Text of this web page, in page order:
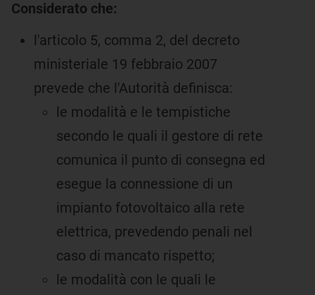
Considerato che:
l'articolo 5, comma 2, del decreto
ministeriale 19 febbraio 2007
prevede che l'Autorità definisca:
le modalità e le tempistiche
secondo le quali il gestore di rete
comunica il punto di consegna ed
esegue la connessione di un
impianto fotovoltaico alla rete
elettrica, prevedendo penali nel
caso di mancato rispetto;
le modalità con le quali le